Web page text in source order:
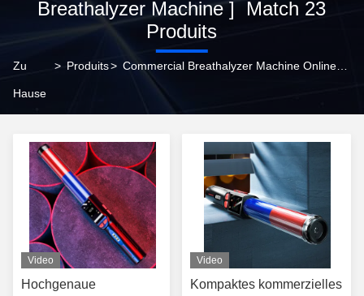
Breathalyzer Machine ] Match 23
Produits
Zu
Hause
> Produits>
Video
Hochgenaue
Video
Kompaktes kommerzielles